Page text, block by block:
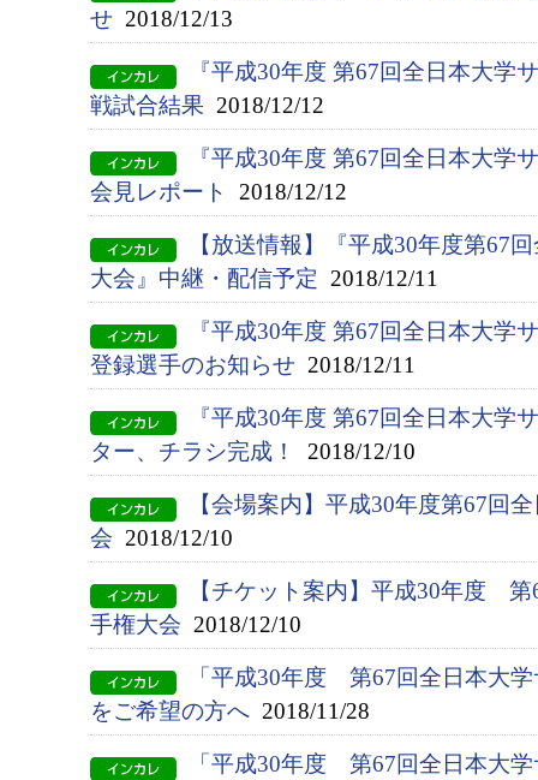
せ 2018/12/13
『平成30年度 第67回全日本大
戦試合結果 2018/12/12
『平成30年度 第67回全日本大学
会見レポート
2018/12/12
【放送情報】『平成30年度第67
大会』中継・配信予定 2018/12/11
『平成30年度 第67回全日本大学
登録選手のお知らせ 2018/12/11
『平成30年度 第67回全日本大学
ター、チラシ完成！
2018/12/10
【会場案内】平成30年度第67回
会 2018/12/10
【チケット案内】平成30年度
手権大会 2018/12/10
「平成30年度 第67回全日本大
をご希望の方へ 2018/11/28
「平成30年度 第67回全日本大